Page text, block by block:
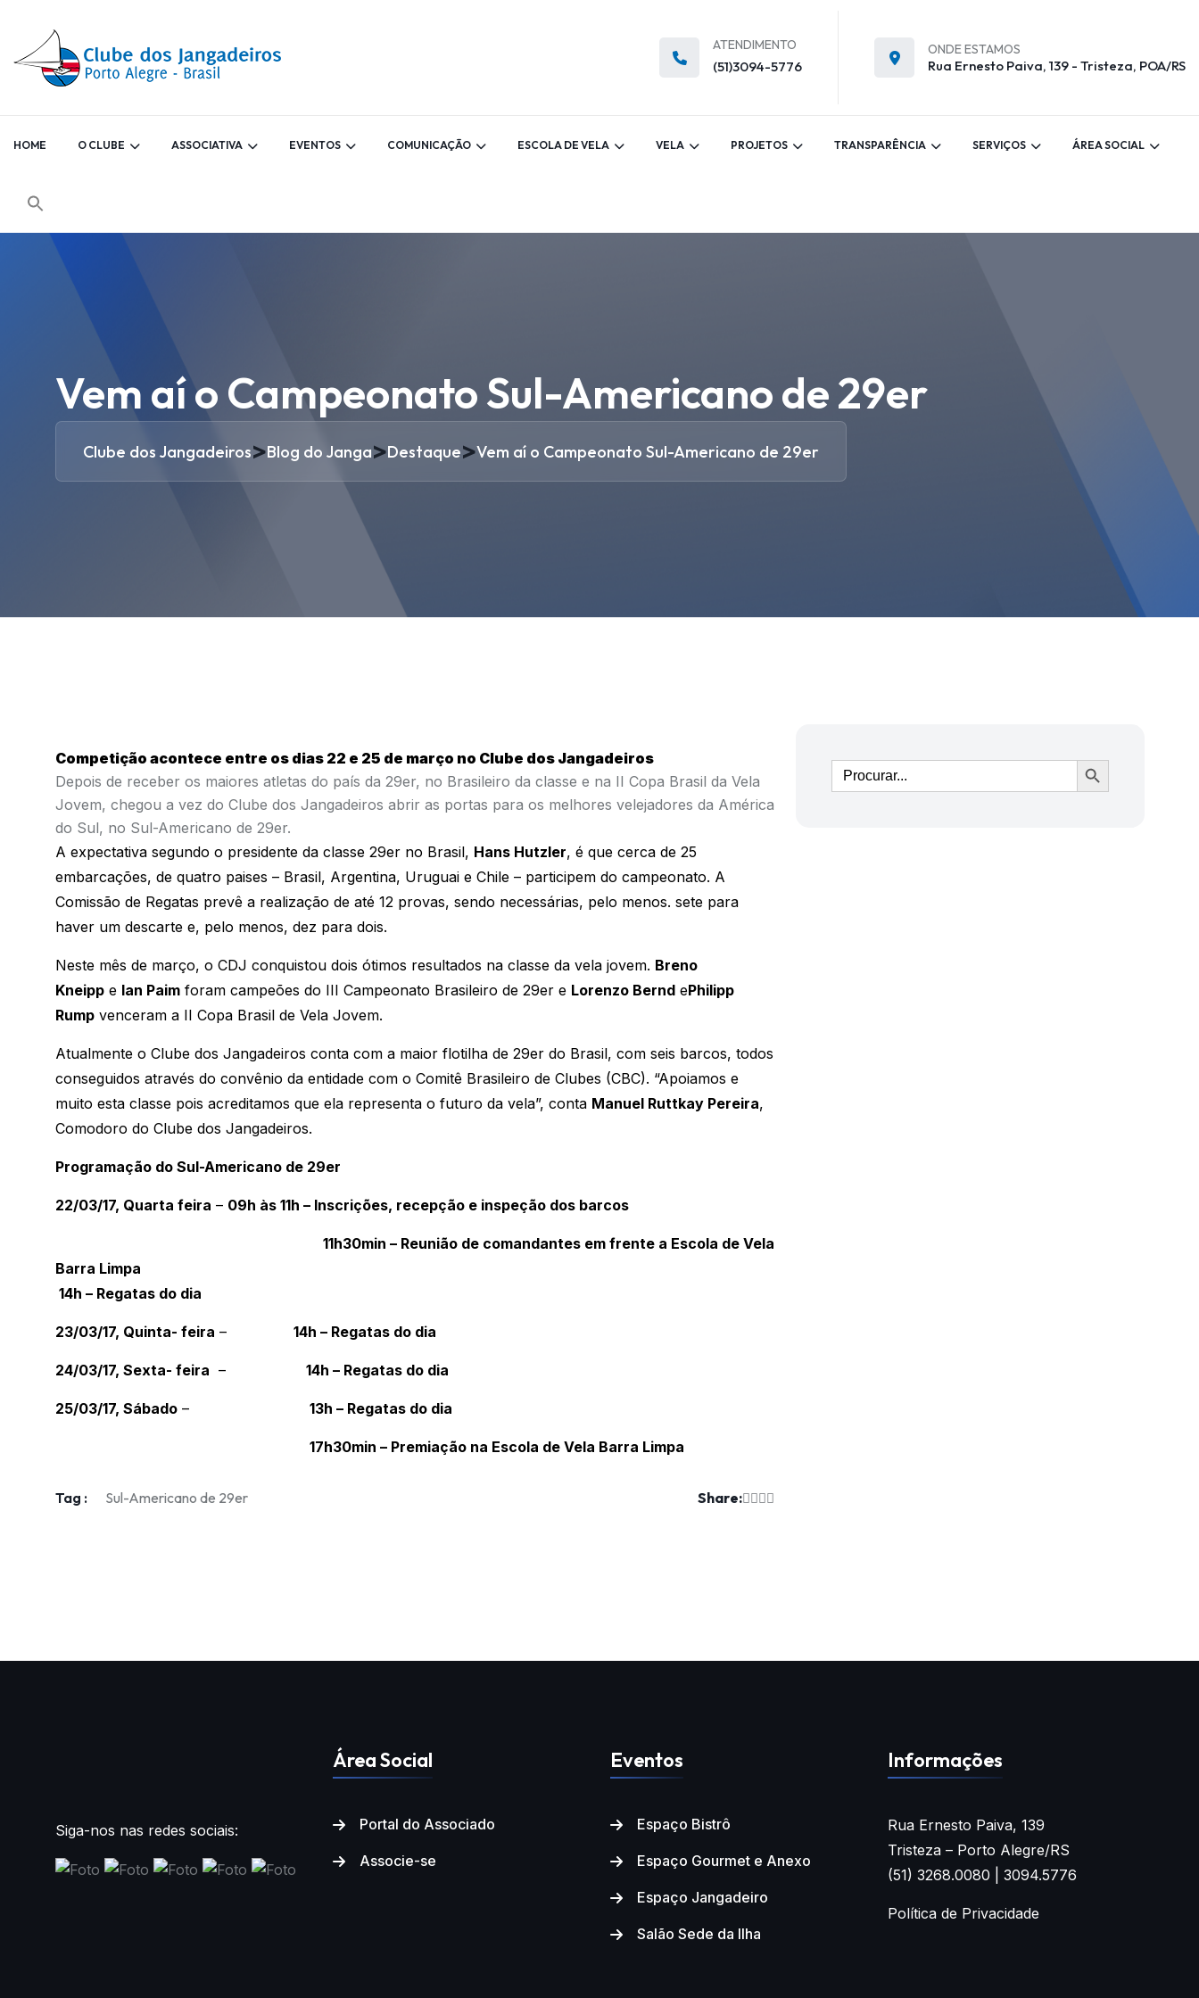
ATENDIMENTO
(51)3094-5776
ONDE ESTAMOS
Rua Ernesto Paiva, 139 - Tristeza, POA/RS
HOME O CLUBE ASSOCIATIVA EVENTOS COMUNICAÇÃO ESCOLA DE VELA VELA PROJETOS TRANSPARÊNCIA SERVIÇOS ÁREA SOCIAL
Vem aí o Campeonato Sul-Americano de 29er
Clube dos Jangadeiros>Blog do Janga>Destaque>Vem aí o Campeonato Sul-Americano de 29er
Competição acontece entre os dias 22 e 25 de março no Clube dos Jangadeiros
Depois de receber os maiores atletas do país da 29er, no Brasileiro da classe e na II Copa Brasil da Vela
Jovem, chegou a vez do Clube dos Jangadeiros abrir as portas para os melhores velejadores da América
do Sul, no Sul-Americano de 29er.
A expectativa segundo o presidente da classe 29er no Brasil, Hans Hutzler, é que cerca de 25
embarcações, de quatro paises – Brasil, Argentina, Uruguai e Chile – participem do campeonato. A
Comissão de Regatas prevê a realização de até 12 provas, sendo necessárias, pelo menos. sete para
haver um descarte e, pelo menos, dez para dois.
Neste mês de março, o CDJ conquistou dois ótimos resultados na classe da vela jovem. Breno
Kneippe Ian Paimforam campeões do III Campeonato Brasileiro de 29er e Lorenzo BerndePhilipp
Rumpvenceram a II Copa Brasil de Vela Jovem.
Atualmente o Clube dos Jangadeiros conta com a maior flotilha de 29er do Brasil, com seis barcos, todos
conseguidos através do convênio da entidade com o Comitê Brasileiro de Clubes (CBC). “Apoiamos e
muito esta classe pois acreditamos que ela representa o futuro da vela”, conta Manuel Ruttkay Pereira,
Comodoro do Clube dos Jangadeiros.
Programação do Sul-Americano de 29er
22/03/17, Quarta feira – 09h às 11h – Inscrições, recepção e inspeção dos barcos
11h30min – Reunião de comandantes em frente a Escola de Vela
Barra Limpa
14h – Regatas do dia
23/03/17, Quinta- feira – 14h – Regatas do dia
24/03/17, Sexta- feira – 14h – Regatas do dia
25/03/17, Sábado– 13h – Regatas do dia
17h30min – Premiação na Escola de Vela Barra Limpa
Tag : Sul-Americano de 29er Share:
Ir
Siga-nos nas redes sociais:
Área Social
Portal do Associado
Associe-se
Eventos
Espaço Bistrô
Espaço Gourmet e Anexo
Espaço Jangadeiro
Salão Sede da Ilha
Informações
Rua Ernesto Paiva, 139
Tristeza – Porto Alegre/RS
(51) 3268.0080 | 3094.5776
Política de Privacidade